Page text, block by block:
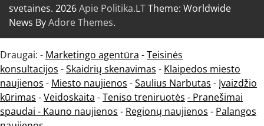
svetaines. 2026Apie Politika.LTTheme: Worldwide
News ByAdore Themes.
Draugai: - Marketingo agentūra -Teisinės
konsultacijos -Skaidrių skenavimas - Klaipedos miesto
naujienos - Miesto naujienos -Saulius Narbutas - Įvaizdžio
kūrimas -Veidoskaita -Teniso treniruotės - Pranešimai
spaudai - Kauno naujienos - Regionų naujienos - Palangos